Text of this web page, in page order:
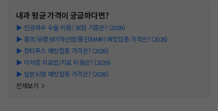
내과평균 가격이 궁금하다면?
▶ 인공와우 수술 비용/ 보험 기준은? (2026)
▶ 홍역/유행성이하선염/풍진(MMR) 예방접종 가격은? (2026)
▶ 장티푸스 예방접종 가격은? (2026)
▶ 이석증 치료법/치료 비용은? (2026)
▶ 일본뇌염 예방접종 가격은? (2026)
전체보기